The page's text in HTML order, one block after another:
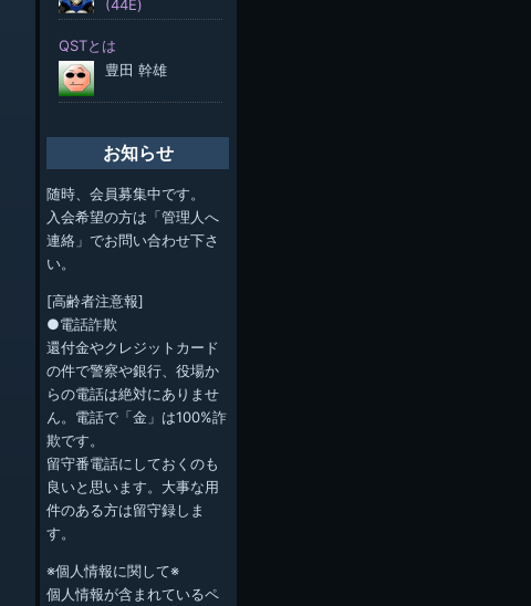
お知らせ
随時、会員募集中です。
入会希望の方は「管理人へ
連絡」でお問い合わせ下さ
い。
[高齢者注意報]
●電話詐欺
還付金やクレジットカード
の件で警察や銀行、役場か
らの電話は絶対にありませ
ん。電話で「金」は100%詐
欺です。
留守番電話にしておくのも
良いと思います。大事な用
件のある方は留守録しま
す。
※個人情報に関して※
個人情報が含まれているペ